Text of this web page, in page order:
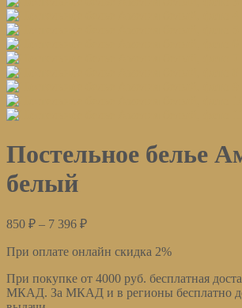
Постельное белье
белый
850 ₽ – 7 396 ₽
При оплате онлайн скидка 2%
При покупке от 4000 руб. бесплатная
МКАД. За МКАД и в регионы бесплатно